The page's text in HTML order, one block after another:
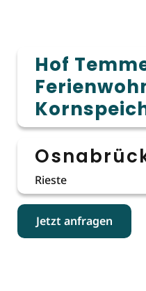
Hof
Rieste
Jetzt anfragen